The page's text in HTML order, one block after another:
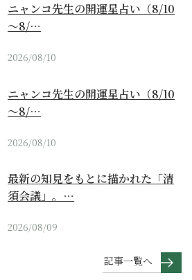
ニャンコ先生の開運星占い（8/10
～8/…
2026/08/10
ニャンコ先生の開運星占い（8/10
～8/…
2026/08/10
最新の知見をもとに描かれた「清
須会議」。…
2026/08/09
記事一覧へ